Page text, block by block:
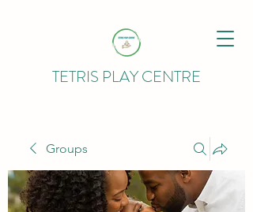
TETRIS PLAY CENTRE
Groups